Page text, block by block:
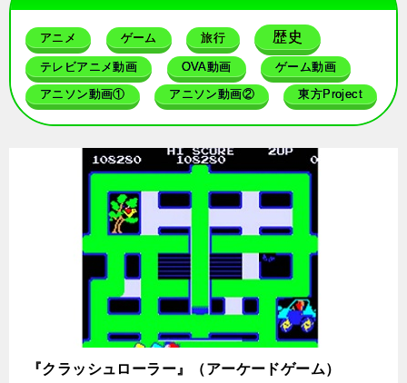
アニメ ゲーム 旅行 歴史
テレビアニメ動画 OVA動画 ゲーム動画
アニソン動画① アニソン動画② 東方Project
『クラッシュローラー』（アーケードゲーム）